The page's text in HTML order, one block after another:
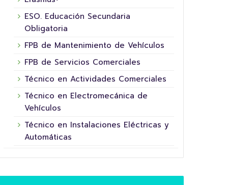
16 junio, 2026
ESO. Educación Secundaria
Obligatoria
FPB de Mantenimiento de Vehículos
FPB de Servicios Comerciales
Técnico en Actividades Comerciales
Técnico en Electromecánica de
Vehículos
Técnico en Instalaciones Eléctricas y
Automáticas